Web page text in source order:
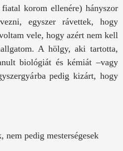
korom ellenére) hányszor
egyszer rávettek, hogy
vele, hogy azért nem kell
A hölgy, aki tartotta,
biológiát és kémiát –vagy
pedig kizárt, hogy
nem pedig mesterségesek